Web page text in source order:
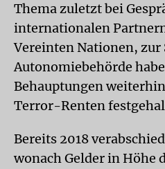
Thema zuletzt bei
internationalen
Vereinten Nationen, zur
Autonomiebehörde
Behauptungen
Terror-Renten
Bereits 2018
wonach Gelder in Höhe